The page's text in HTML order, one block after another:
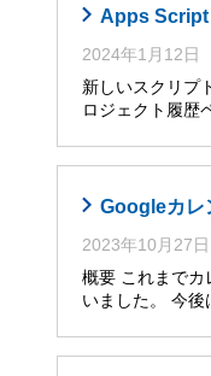
Apps Script
2024年1月12日
新しいスクリプ
ロジェクト履歴
Googleカレ
2023年10月27日
概要 これまでカ
いました。 今